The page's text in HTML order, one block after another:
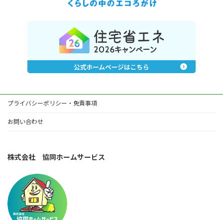
プライバシーポリシー・免責事項
お問い合わせ
株式会社 協同ホームサービス